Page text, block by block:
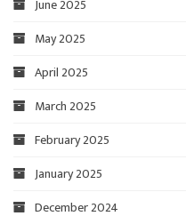
June 2025
May 2025
April 2025
March 2025
February 2025
January 2025
December 2024